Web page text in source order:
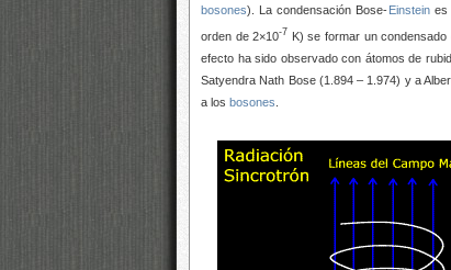
bosones). La condensación Bose-Einsteines
orden de 2×10-7 K) seformar un condensado
efecto ha sido observado con átomos de
Satyendra Nath Bose (1.894 – 1.974) y a
a los bosones